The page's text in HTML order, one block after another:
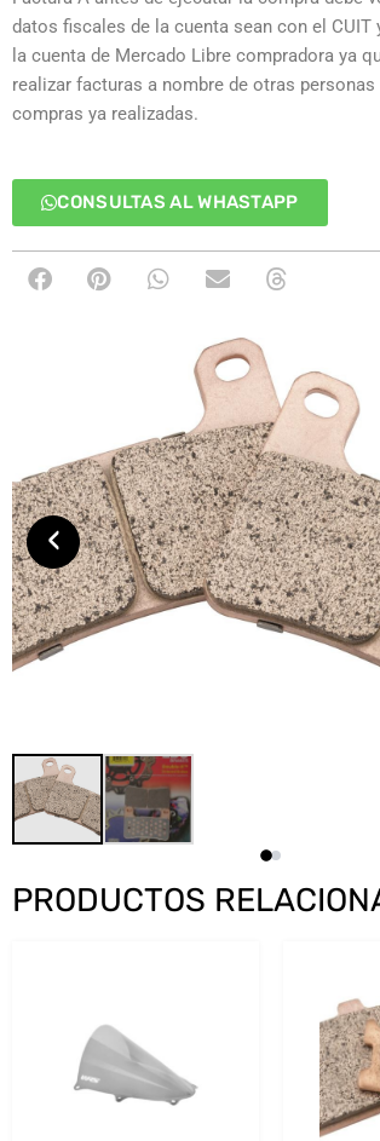
datos fiscales de la cuenta sean con el CUIT
la cuenta de Mercado Libre compradora ya
realizar facturas a nombre de otras
compras ya realizadas.
CONSULTAS AL WHASTAPP
‹
PRODUCTOS